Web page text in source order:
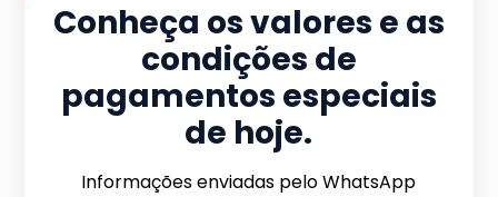
Conheça os valores e as
condições de
pagamentos especiais
de hoje.
Informações enviadas pelo WhatsApp